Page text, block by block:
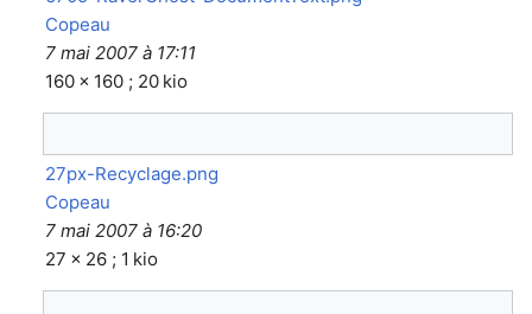
Copeau
7 mai 2007 à 17:11
160 × 160 ; 20 kio
27px-Recyclage.png
Copeau
7 mai 2007 à 16:20
27 × 26 ; 1 kio